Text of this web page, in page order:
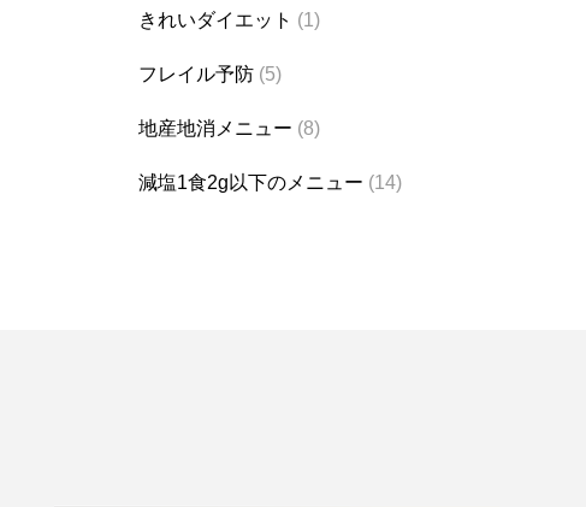
きれいダイエット (1)
フレイル予防 (5)
地産地消メニュー (8)
減塩1食2g以下のメニュー (14)